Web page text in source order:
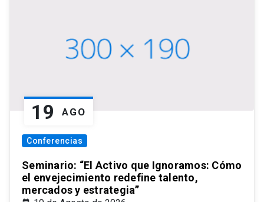
19 AGO
Conferencias
Seminario: “El Activo que Ignoramos: Cómo
el envejecimiento redefine talento,
mercados y estrategia”